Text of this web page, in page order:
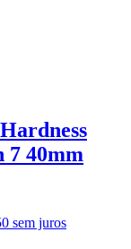
7 40mm
sem juros